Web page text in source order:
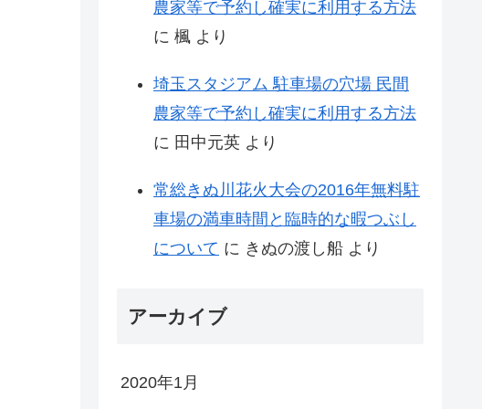
農家等で予約し確実に利用する方法
に 楓 より
埼玉スタジアム 駐車場の穴場 民間
農家等で予約し確実に利用する方法
に 田中元英 より
常総きぬ川花火大会の2016年無料駐
車場の満車時間と臨時的な暇つぶし
について に きぬの渡し船 より
アーカイブ
2020年1月